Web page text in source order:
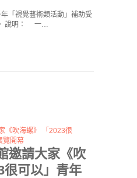
「視覺藝術類活動」補助受
說明： 一…
邀請大家《吹
可以」青年